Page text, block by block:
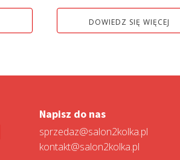
DOWIEDZ SIĘ WIĘCEJ
Napisz do nas
sprzedaz@salon2kolka.pl
kontakt@salon2kolka.pl